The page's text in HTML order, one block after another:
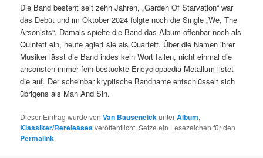
Die Band besteht seit zehn Jahren, „Garden Of Starvation“ war
das Debüt und im Oktober 2024 folgte noch die Single „We, The
Arsonists“. Damals spielte die Band das Album offenbar noch als
Quintett ein, heute agiert sie als Quartett. Über die Namen ihrer
Musiker lässt die Band indes kein Wort fallen, nicht einmal die
ansonsten immer fein bestückte Encyclopaedia Metallum listet
die auf. Der scheinbar kryptische Bandname entschlüsselt sich
übrigens als Man And Sin.
Dieser Eintrag wurde vonVan BauseneickunterAlbum,
Klassiker/Rereleasesveröffentlicht. Setze ein Lesezeichen für den
Permalink.